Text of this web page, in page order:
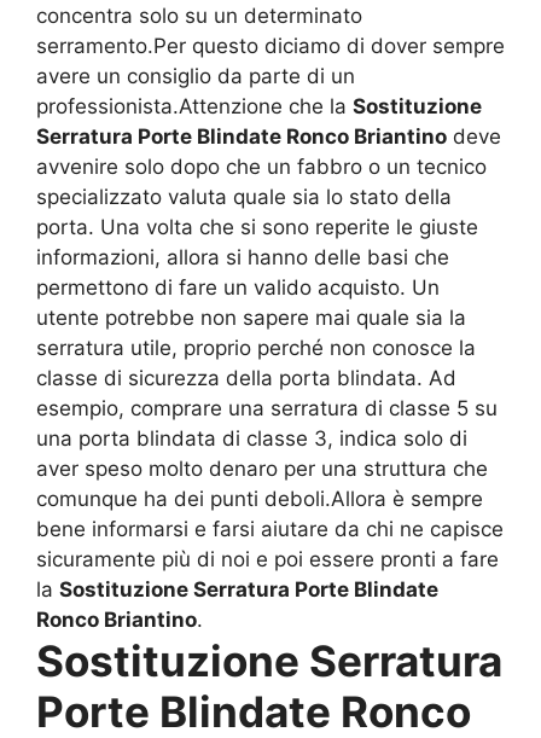
concentra solo su un determinato
serramento.Per questo diciamo di dover sempre
avere un consiglio da parte di un
professionista.Attenzione che la Sostituzione
Serratura Porte Blindate Ronco Briantino deve
avvenire solo dopo che un fabbro o un tecnico
specializzato valuta quale sia lo stato della
porta. Una volta che si sono reperite le giuste
informazioni, allora si hanno delle basi che
permettono di fare un valido acquisto. Un
utente potrebbe non sapere mai quale sia la
serratura utile, proprio perché non conosce la
classe di sicurezza della porta blindata. Ad
esempio, comprare una serratura di classe 5 su
una porta blindata di classe 3, indica solo di
aver speso molto denaro per una struttura che
comunque ha dei punti deboli.Allora è sempre
bene informarsi e farsi aiutare da chi ne capisce
sicuramente più di noi e poi essere pronti a fare
la Sostituzione Serratura Porte Blindate
Ronco Briantino.
Sostituzione Serratura
Porte Blindate Ronco